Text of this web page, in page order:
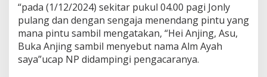
“pada (1/12/2024) sekitar pukul 04.00 pagi Jonly
pulang dan dengan sengaja menendang pintu yang
mana pintu sambil mengatakan, “Hei Anjing, Asu,
Buka Anjing sambil menyebut nama Alm Ayah
saya”ucap NP didampingi pengacaranya.